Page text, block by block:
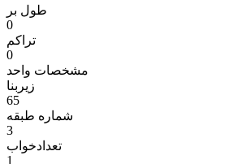
طول بر
0
تراکم
0
مشخصات واحد
زیربنا
65
شماره طبقه
3
تعدادخواب
1